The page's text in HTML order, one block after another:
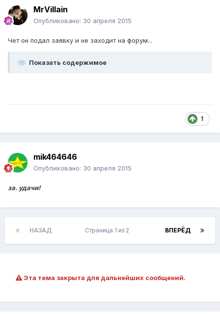
MrVillain
Опубликовано: 30 апреля 2015
Чет он подал заявку и не заходит на форум...
Показать содержимое
1
mik464646
Опубликовано: 30 апреля 2015
за. удачи!
НАЗАД ВПЕРЁД
Страница 1 из 2
Эта тема закрыта для дальнейших сообщений.